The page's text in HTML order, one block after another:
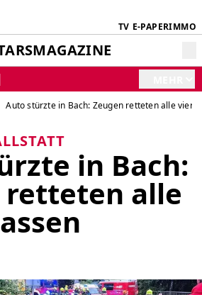
TV E-PAPERIMMO
MAGAZINE
Auto stürzte in Bach: Zeugen retteten alle vier
in Bach:
retteten alle